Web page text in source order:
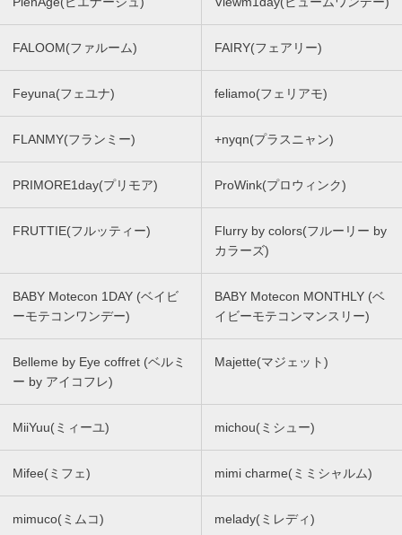
FALOOM(ファルーム) FAIRY(フェアリー)
Feyuna(フェユナ) feliamo(フェリアモ)
FLANMY(フランミー) +nyqn(プラスニャン)
PRIMORE1day(プリモア) ProWink(プロウィンク)
FRUTTIE(フルッティー)
Flurry by colors(フルーリー by
カラーズ)
BABY Motecon 1DAY (ベイビ
ーモテコンワンデー)
BABY Motecon MONTHLY (ベ
イビーモテコンマンスリー)
Belleme by Eye coffret (ベルミ
ー by アイコフレ)
Majette(マジェット)
MiiYuu(ミィーユ) michou(ミシュー)
Mifee(ミフェ) mimi charme(ミミシャルム)
mimuco(ミムコ) melady(ミレディ)